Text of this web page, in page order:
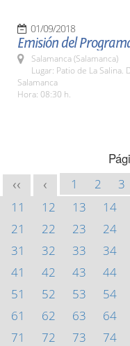
01/09/2018
Emisión del
Salamanca (Salamanca)
Lugar: Patio de La Salina.
Salamanca
Hora: 08:30 h.
<< < 1 2 3
11
12 13 14
21
22 23 24
31
32 33 34
41
42 43 44
51
52 53 54
61
62 63 64
71
72 73 74